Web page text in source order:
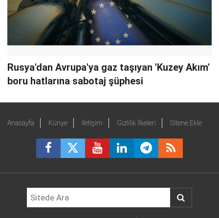
Rusya'dan Avrupa'ya gaz taşıyan 'Kuzey Akım'
boru hatlarına sabotaj şüphesi
Anasayfa Künye İletişim Gizlilik İlkeleri Sitene Ekle